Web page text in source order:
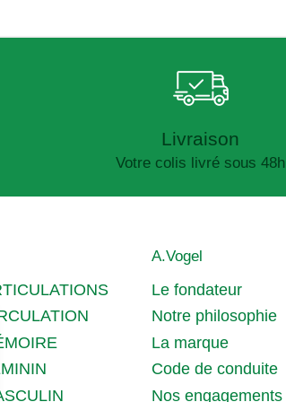
Livraison
Votre colis livré sous 48h
A.Vogel
Le fondateur
Notre philosophie
La marque
Code de conduite
Nos engagements